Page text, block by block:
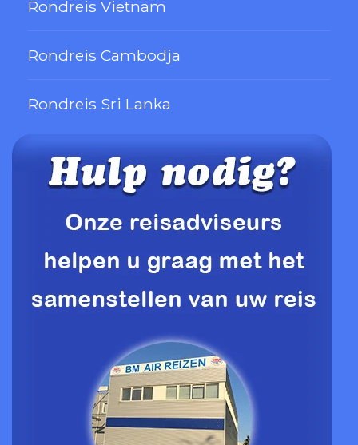
Rondreis Vietnam
Rondreis Cambodja
Rondreis Sri Lanka